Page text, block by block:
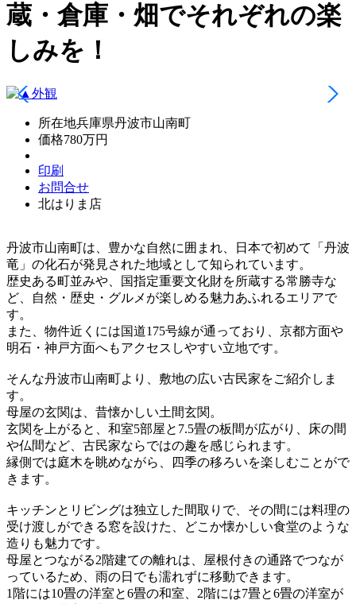
蔵・倉庫・畑でそれぞれの楽
しみを！
所在地兵庫県丹波市山南町
価格780万円
印刷
お問合せ
北はりま店
丹波市山南町は、豊かな自然に囲まれ、日本で初めて「丹波
竜」の化石が発見された地域として知られています。
歴史ある町並みや、国指定重要文化財を所蔵する常勝寺な
ど、自然・歴史・グルメが楽しめる魅力あふれるエリアで
す。
また、物件近くには国道175号線が通っており、京都方面や
明石・神戸方面へもアクセスしやすい立地です。
そんな丹波市山南町より、敷地の広い古民家をご紹介しま
す。
母屋の玄関は、昔懐かしい土間玄関。
玄関を上がると、和室5部屋と7.5畳の板間が広がり、床の間
や仏間など、古民家ならではの趣を感じられます。
縁側では庭木を眺めながら、四季の移ろいを楽しむことがで
きます。
キッチンとリビングは独立した間取りで、その間には料理の
受け渡しができる窓を設けた、どこか懐かしい食堂のような
造りも魅力です。
母屋とつながる2階建ての離れは、屋根付きの通路でつなが
っているため、雨の日でも濡れずに移動できます。
1階には10畳の洋室と6畳の和室、2階には7畳と6畳の洋室が